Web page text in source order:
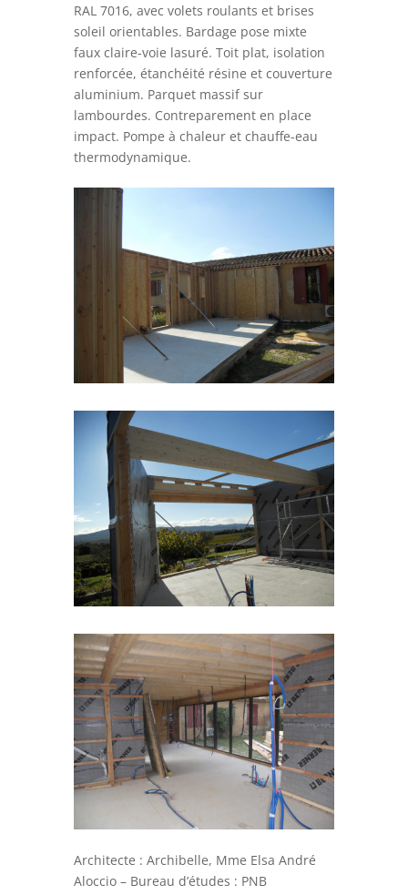
RAL 7016, avec volets roulants et brises
soleil orientables. Bardage pose mixte
faux claire-voie lasuré. Toit plat, isolation
renforcée, étanchéité résine et couverture
aluminium. Parquet massif sur
lambourdes. Contreparement en place
impact. Pompe à chaleur et chauffe-eau
thermodynamique.
Architecte : Archibelle, Mme Elsa André
Aloccio – Bureau d’études : PNB